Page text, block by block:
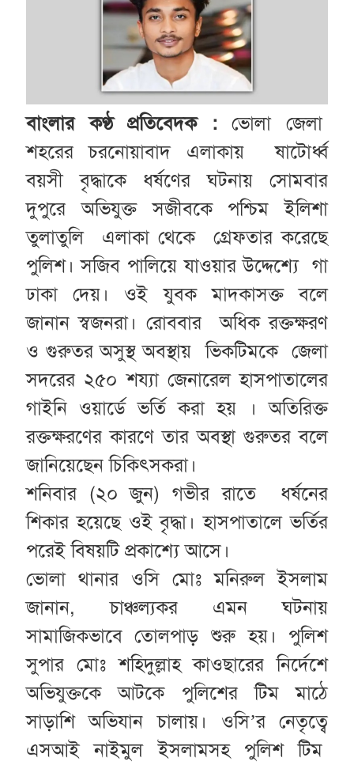
বাংলার কণ্ঠ প্রতিবেদক :ভোলা জেলা
শহরের চরনোয়াবাদ এলাকায় ষাটোর্ধ্ব
বয়সী বৃদ্ধাকে ধর্ষণের ঘটনায় সোমবার
দুপুরে অভিযুক্ত সজীবকে পশ্চিম ইলিশা
তুলাতুলি এলাকা থেকে গ্রেফতার করেছে
পুলিশ। সজিব পালিয়ে যাওয়ার উদ্দেশ্যে গা
ঢাকা দেয়। ওই যুবক মাদকাসক্ত বলে
জানান স্বজনরা। রোববার অধিক রক্তক্ষরণ
ও গুরুতর অসুস্থ অবস্থায় ভিকটিমকে জেলা
সদরের ২৫০ শয্যা জেনারেল হাসপাতালের
গাইনি ওয়ার্ডে ভর্তি করা হয় । অতিরিক্ত
রক্তক্ষরণের কারণে তার অবস্থা গুরুতর বলে
জানিয়েছেন চিকিৎসকরা।
শনিবার (২০ জুন) গভীর রাতে ধর্ষনের
শিকার হয়েছে ওই বৃদ্ধা। হাসপাতালে ভর্তির
পরেই বিষয়টি প্রকাশ্যে আসে।
ভোলা থানার ওসি মোঃ মনিরুল ইসলাম
জানান, চাঞ্চল্যকর এমন ঘটনায়
সামাজিকভাবে তোলপাড় শুরু হয়। পুলিশ
সুপার মোঃ শহিদুল্লাহ কাওছারের নির্দেশে
অভিযুক্তকে আটকে পুলিশের টিম মাঠে
সাড়াশি অভিযান চালায়। ওসি’র নেতৃত্বে
এসআই নাইমুল ইসলামসহ পুলিশ টিম